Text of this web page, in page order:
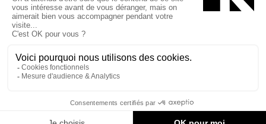
Bâtiment-Durable-Québec-1
Esquisses-1IRAC-1
MP-1 v2com-1
Cookies